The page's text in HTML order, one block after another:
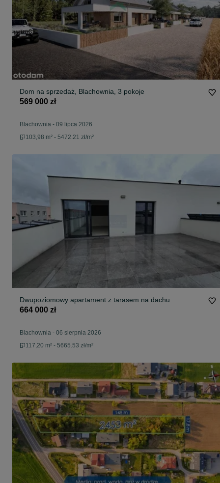
Dom na sprzedaż, Blachownia, 3 pokoje
569 000 zł
Blachownia - 09 lipca 2026
103,98 m² - 5472.21 zł/m²
Dwupoziomowy apartament z tarasem na dachu
664 000 zł
Blachownia - 06 sierpnia 2026
117,20 m² - 5665.53 zł/m²